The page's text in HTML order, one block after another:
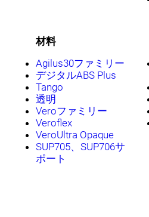
材料
Agilus30ファミリー
デジタルABS Plus
Tango
透明
Veroファミリー
Veroflex
VeroUltra Opaque
SUP705、SUP706サ
ポート